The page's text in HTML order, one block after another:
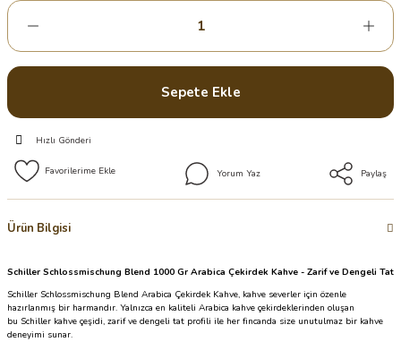
Sepete Ekle
Hızlı Gönderi
Yorum Yaz Paylaş
Ürün Bilgisi
Schiller Schlossmischung Blend 1000 Gr Arabica Çekirdek Kahve - Zarif ve Dengeli Tat
Schiller Schlossmischung Blend Arabica Çekirdek Kahve, kahve severler için özenle
hazırlanmış bir harmandır. Yalnızca en kaliteli Arabica kahve çekirdeklerinden oluşan
bu Schiller kahve çeşidi, zarif ve dengeli tat profili ile her fincanda size unutulmaz bir kahve
deneyimi sunar.